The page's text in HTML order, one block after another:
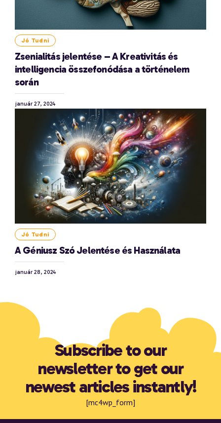
Jó Tudni
Zsenialitás jelentése – A Kreativitás és
intelligencia összefonódása a történelem
során
január 27, 2024
Jó Tudni
A Géniusz Szó Jelentése és Használata
január 28, 2024
Subscribe to our
newsletter to get our
newest articles instantly!
[mc4wp_form]